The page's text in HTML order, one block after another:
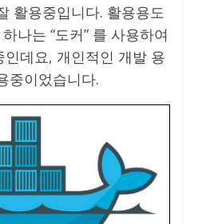
활용중입니다. 활용용도
나는 “도커” 를 사용하여
데요, 개인적인 개발 용
중이었습니다.